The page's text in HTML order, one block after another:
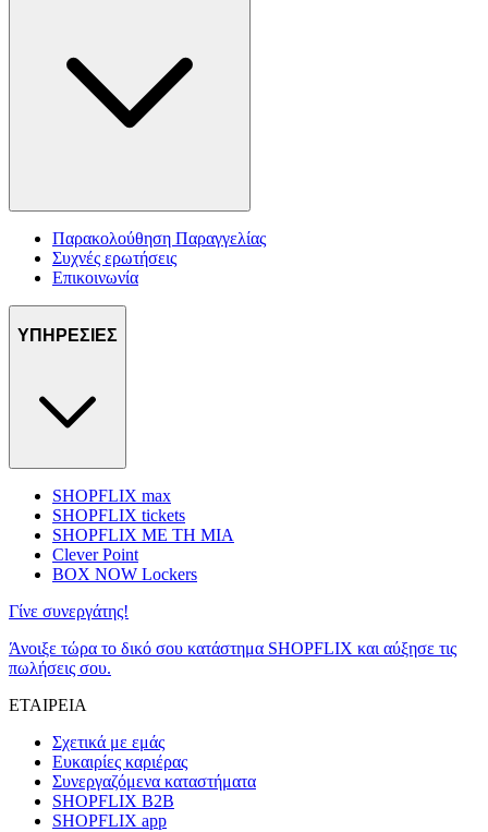
Παρακολούθηση Παραγγελίας
Συχνές ερωτήσεις
Επικοινωνία
ΥΠΗΡΕΣΙΕΣ
SHOPFLIX max
SHOPFLIX tickets
SHOPFLIX ΜΕ ΤΗ ΜΙΑ
Clever Point
BOX NOW Lockers
Γίνε συνεργάτης!
Άνοιξε τώρα το δικό σου κατάστημα SHOPFLIX και αύξησε τις
πωλήσεις σου.
ΕΤΑΙΡΕΙΑ
Σχετικά με εμάς
Ευκαιρίες καριέρας
Συνεργαζόμενα καταστήματα
SHOPFLIX B2B
SHOPFLIX app